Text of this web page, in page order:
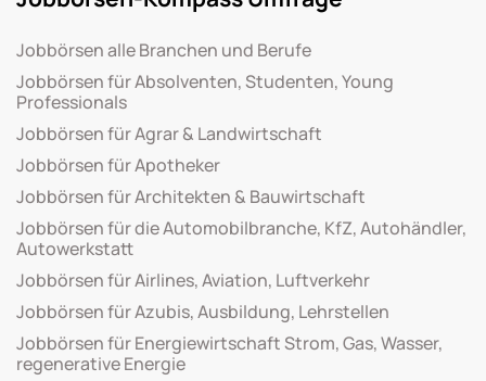
Jobbörsen alle Branchen und Berufe
Jobbörsen für Absolventen, Studenten, Young
Professionals
Jobbörsen für Agrar & Landwirtschaft
Jobbörsen für Apotheker
Jobbörsen für Architekten & Bauwirtschaft
Jobbörsen für die Automobilbranche, KfZ, Autohändler,
Autowerkstatt
Jobbörsen für Airlines, Aviation, Luftverkehr
Jobbörsen für Azubis, Ausbildung, Lehrstellen
Jobbörsen für Energiewirtschaft Strom, Gas, Wasser,
regenerative Energie